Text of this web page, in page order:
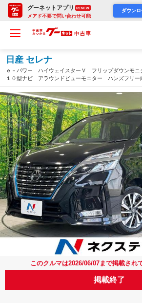
グーネットアプリ RENEW
メアド不要で問い合わせ可能
ダウンロ
日産 セレナ
ｅ－パワー ハイウェイスターＶ フリップダウンモ
１０型ナビ アラウンドビューモニター ハンズフリー
ライド プロパイロット ステアリングヒーター ブラ
ットモニター ＥＴＣ 純正１６インチＡＷ 禁煙車（
このクルマは2026/06/07まで掲載され
掲載終了